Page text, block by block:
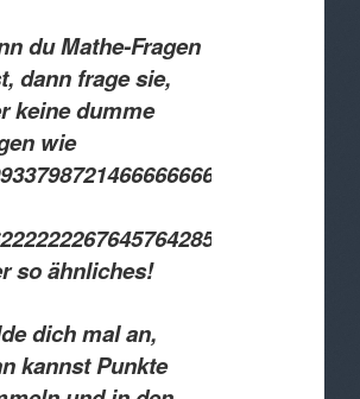
du Mathe-Fragen
dann frage sie,
keine dumme
wie
so ähnliches!
dich mal an,
kannst Punkte